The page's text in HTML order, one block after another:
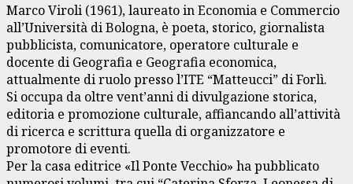
Marco Viroli (1961), laureato in Economia e Commercio
all’Università di Bologna, è poeta, storico, giornalista
pubblicista, comunicatore, operatore culturale e
docente di Geografia e Geografia economica,
attualmente di ruolo presso l’ITE “Matteucci” di Forlì.
Si occupa da oltre vent’anni di divulgazione storica,
editoria e promozione culturale, affiancando all’attività
di ricerca e scrittura quella di organizzatore e
promotore di eventi.
Per la casa editrice «Il Ponte Vecchio» ha pubblicato